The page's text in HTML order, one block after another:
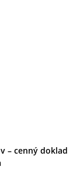
– cenný doklad